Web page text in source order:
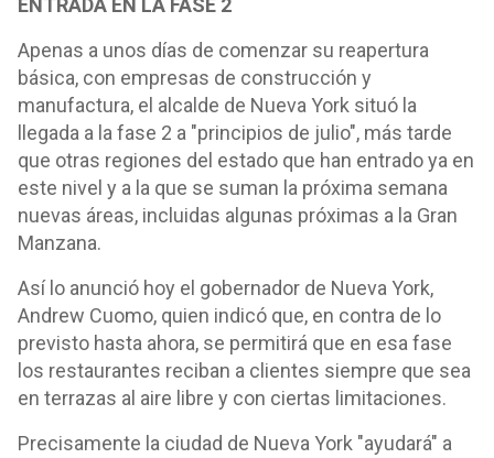
ENTRADA EN LA FASE 2
Apenas a unos días de comenzar su reapertura
básica, con empresas de construcción y
manufactura, el alcalde de Nueva York situó la
llegada a la fase 2 a "principios de julio", más tarde
que otras regiones del estado que han entrado ya en
este nivel y a la que se suman la próxima semana
nuevas áreas, incluidas algunas próximas a la Gran
Manzana.
Así lo anunció hoy el gobernador de Nueva York,
Andrew Cuomo, quien indicó que, en contra de lo
previsto hasta ahora, se permitirá que en esa fase
los restaurantes reciban a clientes siempre que sea
en terrazas al aire libre y con ciertas limitaciones.
Precisamente la ciudad de Nueva York "ayudará" a